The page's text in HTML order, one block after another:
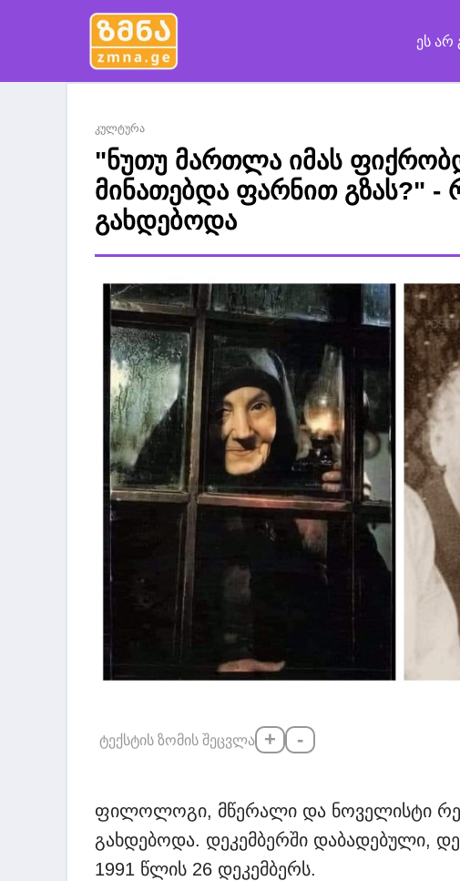
ეს არ
კულტურა
"ნუთუ მართლა იმას
მინათებდა ფარნით გზას?" -
გახდებოდა
ტექსტის ზომის შეცვლა + -
ფილოლოგი, მწერალი და ნოველისტი
გახდებოდა. დეკემბერში დაბადებული,
1991 წლის 26 დეკემბერს.